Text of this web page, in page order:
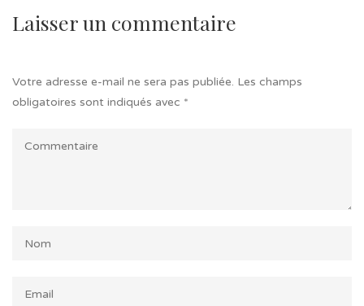
Laisser un commentaire
Votre adresse e-mail ne sera pas publiée. Les champs
obligatoires sont indiqués avec *